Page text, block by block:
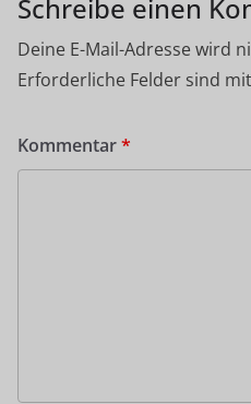
Schreibe einen
Deine E-Mail-Adresse wird
Erforderliche Felder sind mit
Kommentar*